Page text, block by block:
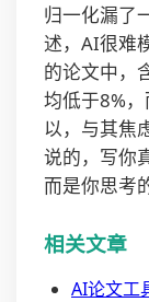
归一化漏了
述，AI很难
的论文中，
均低于8%
以，与其焦
说的，写你
而是你思考
相关文章
AI论文工